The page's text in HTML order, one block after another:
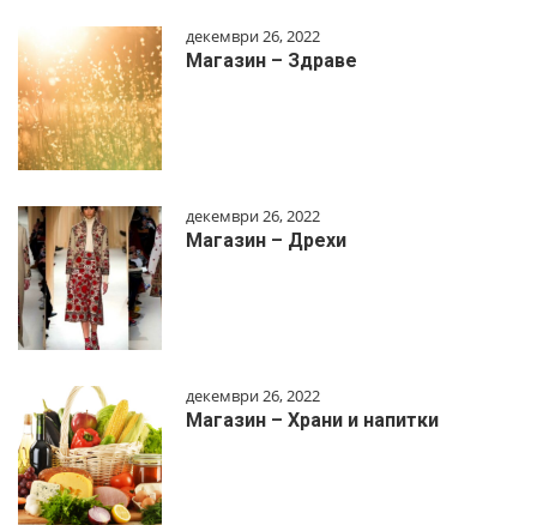
декември 26, 2022
Магазин – Здраве
декември 26, 2022
Магазин – Дрехи
декември 26, 2022
Магазин – Храни и напитки